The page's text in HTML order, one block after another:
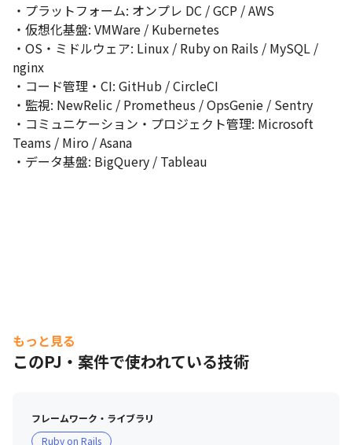
・プラットフォーム: オンプレ DC / GCP / AWS
・仮想化基盤: VMWare / Kubernetes
・OS・ミドルウェア: Linux / Ruby on Rails / MySQL /
nginx
・コード管理・CI: GitHub / CircleCI
・監視: NewRelic / Prometheus / OpsGenie / Sentry
・コミュニケーション・プロジェクト管理: Microsoft
Teams / Miro / Asana
・データ基盤: BigQuery / Tableau
もっと見る
このPJ・案件で使われている技術
フレームワーク・ライブラリ
Ruby on Rails